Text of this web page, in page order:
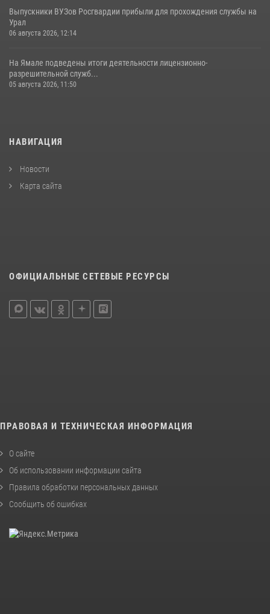
Выпускники ВУЗов Росгвардии прибыли для прохождения службы на
Урал
06 августа 2026, 12:14
На Ямале подведены итоги деятельности лицензионно-
разрешительной служб...
05 августа 2026, 11:50
НАВИГАЦИЯ
Новости
Карта сайта
ОФИЦИАЛЬНЫЕ СЕТЕВЫЕ РЕСУРСЫ
ПРАВОВАЯ И ТЕХНИЧЕСКАЯ ИНФОРМАЦИЯ
О сайте
Об использовании информации сайта
Правила обработки персональных данных
Сообщить об ошибках